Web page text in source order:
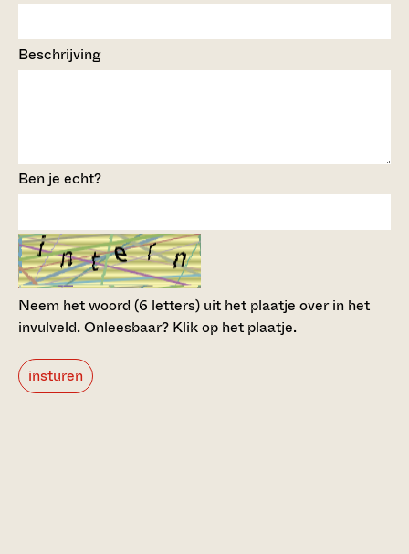
Beschrijving
Ben je echt?
Neem het woord (6 letters) uit het plaatje over in het
invulveld.Onleesbaar? Klik op het plaatje.
insturen